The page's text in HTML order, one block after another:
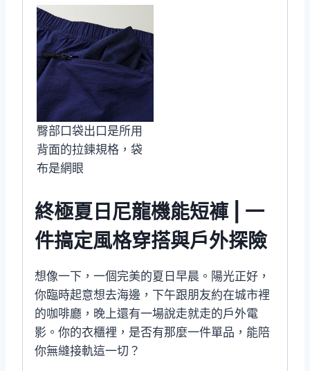
臀部口袋出口是所用
背面的拉鍊規格，袋
布是網眼
終極夏日尼龍機能短褲 | 一
件搞定風格穿搭與戶外探險
想像一下，一個完美的夏日早晨。陽光正好，
你臨時起意想去海邊，下午跟朋友約在城市裡
的咖啡廳，晚上還有一場說走就走的戶外電
影。你的衣櫃裡，是否有那麼一件單品，能陪
你無縫接軌這一切？